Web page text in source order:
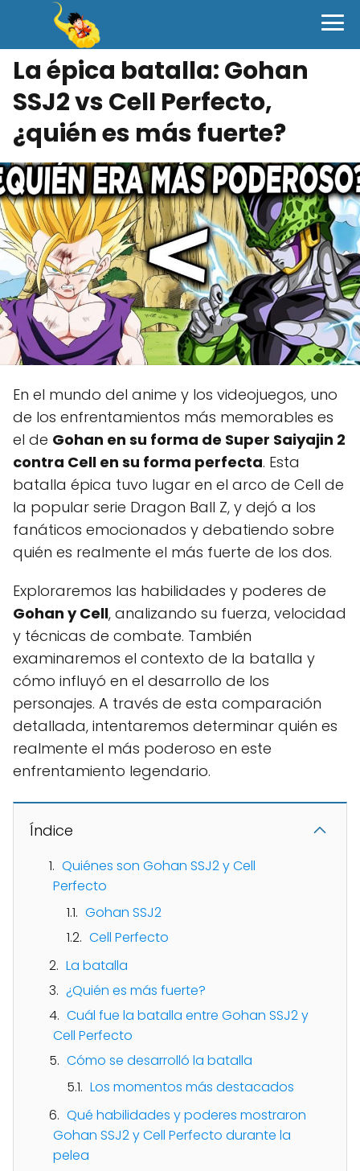
La épica batalla: Gohan
SSJ2 vs Cell Perfecto,
¿quién es más fuerte?
En el mundo del anime y los videojuegos, uno
de los enfrentamientos más memorables es
el de Gohan en su forma de Super Saiyajin 2
contra Cell en su forma perfecta. Esta
batalla épica tuvo lugar en el arco de Cell de
la popular serie Dragon Ball Z, y dejó a los
fanáticos emocionados y debatiendo sobre
quién es realmente el más fuerte de los dos.
Exploraremos las habilidades y poderes de
Gohan y Cell, analizando su fuerza, velocidad
y técnicas de combate. También
examinaremos el contexto de la batalla y
cómo influyó en el desarrollo de los
personajes. A través de esta comparación
detallada, intentaremos determinar quién es
realmente el más poderoso en este
enfrentamiento legendario.
Índice
Quiénes son Gohan SSJ2 y Cell
Perfecto
Gohan SSJ2
Cell Perfecto
La batalla
¿Quién es más fuerte?
Cuál fue la batalla entre Gohan SSJ2 y
Cell Perfecto
Cómo se desarrolló la batalla
Los momentos más destacados
Qué habilidades y poderes mostraron
Gohan SSJ2 y Cell Perfecto durante la
pelea